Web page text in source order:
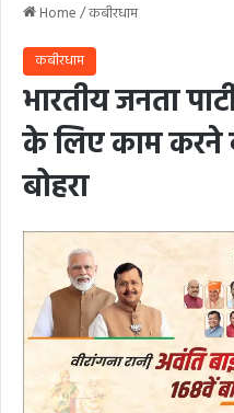
Home/कबीरधाम
कबीरधाम
भारतीय जनता
के लिए काम करने
बोहरा